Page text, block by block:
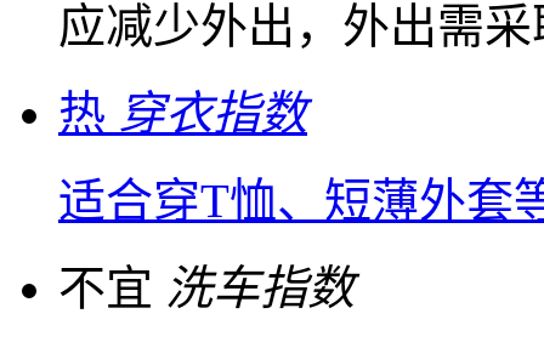
应减少外出，外出需
热 穿衣指数
适合穿T恤、短薄外套
不宜 洗车指数